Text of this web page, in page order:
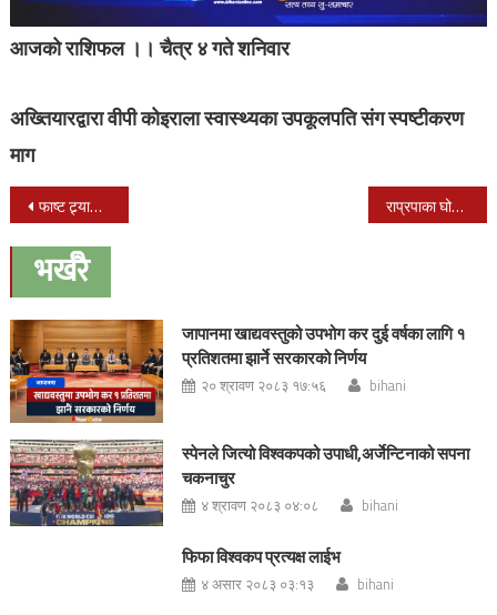
आजको राशिफल ।। चैत्र ४ गते शनिवार
अख्तियारद्वारा वीपी कोइराला स्वास्थ्यका उपकूलपति संग स्पष्टीकरण
माग
Post
navigation
फाष्ट ट्र्याकबाट पारित भयो स्थानीय तह निर्वाचन पहिलो संशोधन विधेयक, मनोनयन दर्ता सहज राप्रपाका घोराही मेयर डा.योगीको सर्वाधिक चर्चा
भर्खरै
जापानमा खाद्यवस्तुको उपभोग कर दुई वर्षका लागि १
प्रतिशतमा झार्ने सरकारको निर्णय
२० श्रावण २०८३ १७:५६ bihani
स्पेनले जित्यो विश्वकपको उपाधी,अर्जेन्टिनाको सपना
चकनाचुर
४ श्रावण २०८३ ०४:०८ bihani
फिफा विश्वकप प्रत्यक्ष लाईभ
४ असार २०८३ ०३:१३ bihani